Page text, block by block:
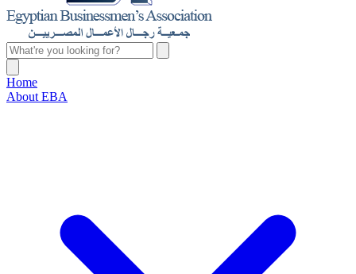
Home
About EBA